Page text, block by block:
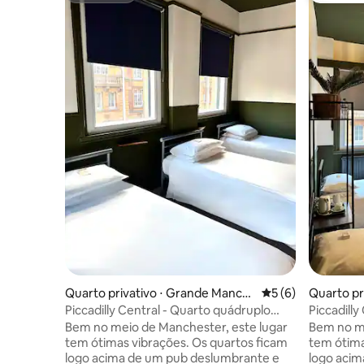
Quarto privativo ⋅ Grande Manch
ester
5 de uma
5 (6)
Piccadilly Central - Quarto quádruplo
com banheiro privativo
Bem no meio de Manchester, este lugar
tem ótimas vibrações. Os quartos ficam
logo acima de um pub deslumbrante e
Quarto
nchester
banheiro
Bem no
tem
logo